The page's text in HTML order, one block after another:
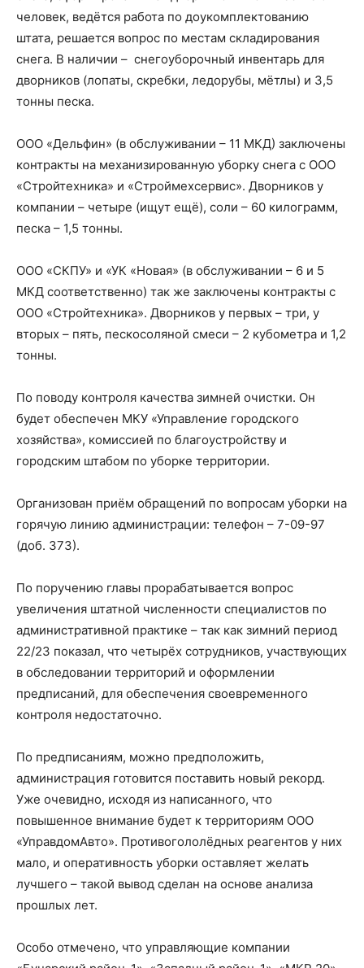
человек, ведётся работа по доукомплектованию
штата, решается вопрос по местам складирования
снега. В наличии – снегоуборочный инвентарь для
дворников (лопаты, скребки, ледорубы, мётлы) и 3,5
тонны песка.
ООО «Дельфин» (в обслуживании – 11 МКД) заключены
контракты на механизированную уборку снега с ООО
«Стройтехника» и «Строймехсервис». Дворников у
компании – четыре (ищут ещё), соли – 60 килограмм,
песка – 1,5 тонны.
ООО «СКПУ» и «УК «Новая» (в обслуживании – 6 и 5
МКД соответственно) так же заключены контракты с
ООО «Стройтехника». Дворников у первых – три, у
вторых – пять, пескосоляной смеси – 2 кубометра и 1,2
тонны.
По поводу контроля качества зимней очистки. Он
будет обеспечен МКУ «Управление городского
хозяйства», комиссией по благоустройству и
городским штабом по уборке территории.
Организован приём обращений по вопросам уборки на
горячую линию администрации: телефон – 7-09-97
(доб. 373).
По поручению главы прорабатывается вопрос
увеличения штатной численности специалистов по
административной практике – так как зимний период
22/23 показал, что четырёх сотрудников, участвующих
в обследовании территорий и оформлении
предписаний, для обеспечения своевременного
контроля недостаточно.
По предписаниям, можно предположить,
администрация готовится поставить новый рекорд.
Уже очевидно, исходя из написанного, что
повышенное внимание будет к территориям ООО
«УправдомАвто». Противогололёдных реагентов у них
мало, и оперативность уборки оставляет желать
лучшего – такой вывод сделан на основе анализа
прошлых лет.
Особо отмечено, что управляющие компании